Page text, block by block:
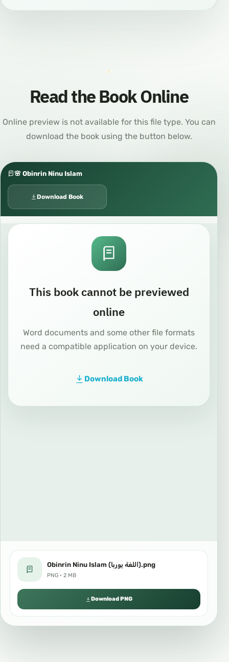
Read the Book Online
Online preview is not available for this file type. You can
download the book using the button below.
🌸 Obinrin Ninu Islam
Download Book
This book cannot be previewed
online
Word documents and some other file formats
need a compatible application on your device.
Download Book
Obinrin Ninu Islam (اللغة يوربا).png
PNG · 2 MB
Download PNG